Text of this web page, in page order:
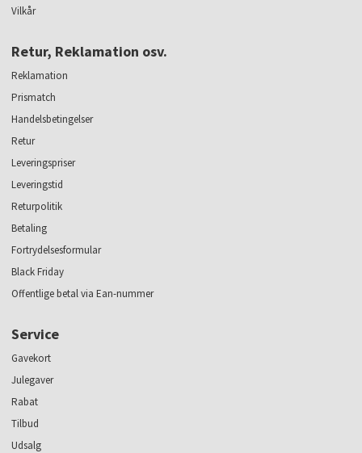
Vilkår
Retur, Reklamation osv.
Reklamation
Prismatch
Handelsbetingelser
Retur
Leveringspriser
Leveringstid
Returpolitik
Betaling
Fortrydelsesformular
Black Friday
Offentlige betal via Ean-nummer
Service
Gavekort
Julegaver
Rabat
Tilbud
Udsalg